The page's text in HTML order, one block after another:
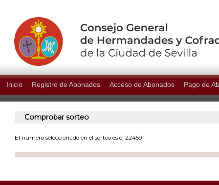
Inicio Registro de Abonados Acceso de Abonados Pago de
Comprobar sorteo
El número seleccionado en el sorteo es el 22459.